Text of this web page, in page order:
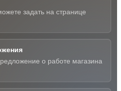
задать на странице
о работе магазина